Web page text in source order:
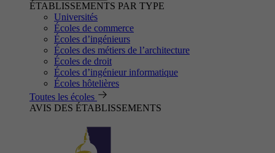
ÉTABLISSEMENTS PAR TYPE
Universités
Écoles de commerce
Écoles d’ingénieurs
Écoles des métiers de l’architecture
Écoles de droit
Écoles d’ingénieur informatique
Écoles hôtelières
Toutes les écoles
AVIS DES ÉTABLISSEMENTS